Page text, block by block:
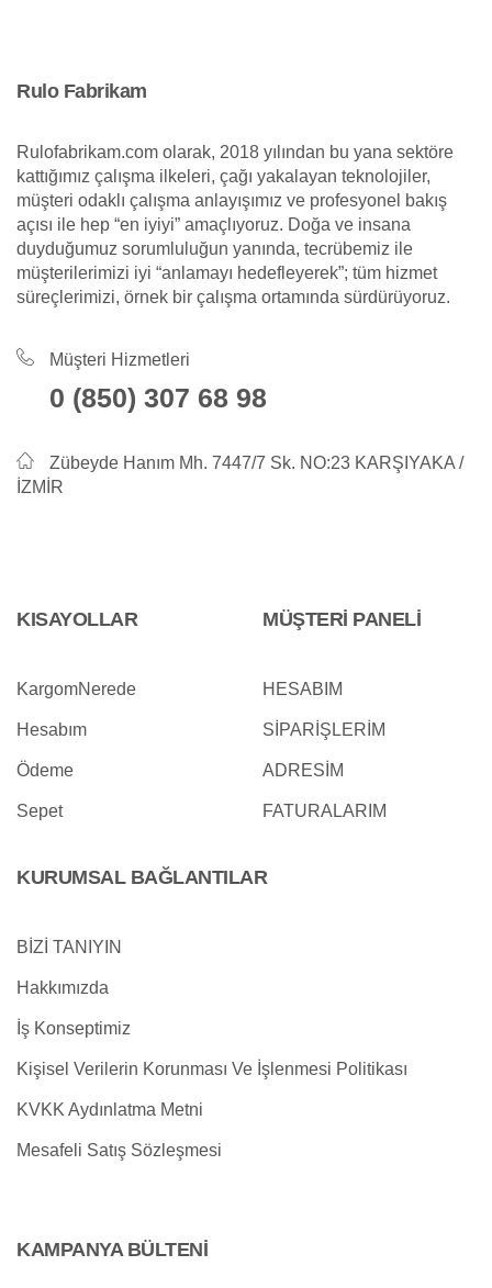
Rulo Fabrikam
Rulofabrikam.com olarak, 2018 yılından bu yana sektöre
kattığımız çalışma ilkeleri, çağı yakalayan teknolojiler,
müşteri odaklı çalışma anlayışımız ve profesyonel bakış
açısı ile hep “en iyiyi” amaçlıyoruz. Doğa ve insana
duyduğumuz sorumluluğun yanında, tecrübemiz ile
müşterilerimizi iyi “anlamayı hedefleyerek”; tüm hizmet
süreçlerimizi, örnek bir çalışma ortamında sürdürüyoruz.
Müşteri Hizmetleri
0 (850) 307 68 98
Zübeyde Hanım Mh. 7447/7 Sk. NO:23 KARŞIYAKA /
İZMİR
KISAYOLLAR
KargomNerede
Hesabım
Ödeme
Sepet
MÜŞTERİ PANELİ
HESABIM
SİPARİŞLERİM
ADRESİM
FATURALARIM
KURUMSAL BAĞLANTILAR
BİZİ TANIYIN
Hakkımızda
İş Konseptimiz
Kişisel Verilerin Korunması Ve İşlenmesi Politikası
KVKK Aydınlatma Metni
Mesafeli Satış Sözleşmesi
KAMPANYA BÜLTENİ